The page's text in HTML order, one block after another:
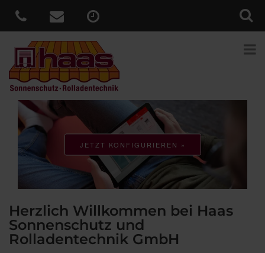
JETZT KONFIGURIEREN »
Herzlich Willkommen bei Haas
Sonnenschutz und
Rolladentechnik GmbH